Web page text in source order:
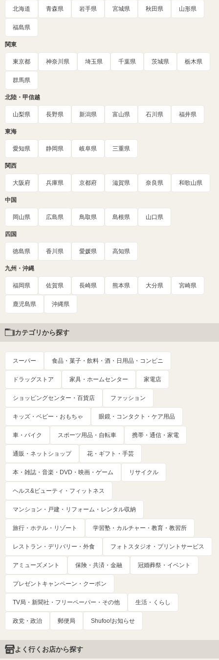
北海道 青森県 岩手県 宮城県 秋田県 山形県
福島県
関東
東京都 神奈川県 埼玉県 千葉県 茨城県 栃木県
群馬県
北陸・甲信越
山梨県 長野県 新潟県 富山県 石川県 福井県
東海
愛知県 静岡県 岐阜県 三重県
関西
大阪府 兵庫県 京都府 滋賀県 奈良県 和歌山県
中国
岡山県 広島県 鳥取県 島根県 山口県
四国
徳島県 香川県 愛媛県 高知県
九州・沖縄
福岡県 佐賀県 長崎県 熊本県 大分県 宮崎県
鹿児島県 沖縄県
カテゴリから探す
スーパー 食品・菓子・飲料・酒・日用品・コンビニ
ドラッグストア 家具・ホームセンター 家電店
ショッピングセンター・百貨店 ファッション
キッズ・ベビー・おもちゃ 眼鏡・コンタクト・ケア用品
車・バイク スポーツ用品・自転車 携帯・通信・家電
通販・ネットショップ 花・ギフト・手芸
本・雑誌・音楽・DVD・映画・ゲーム リサイクル
ヘルス&ビューティ・フィットネス
マンション・戸建・リフォーム・レンタル収納
旅行・ホテル・リゾート 学習塾・カルチャー・教育・教習所
レストラン・デリバリー・外食 フォトスタジオ・プリントサービス
アミューズメント 保険・共済・金融 冠婚葬祭・イベント
プレゼントキャンペーン・クーポン
TV局・新聞社・フリーペーパー・その他 生活・くらし
政党・政治 郵便局 Shufoo!お知らせ
よく行くお店から探す